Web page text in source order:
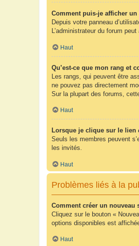
Comment puis-je afficher un
Depuis votre panneau
L’administrateur du forum
Haut
Qu’est-ce que mon rang et
Les rangs, qui peuvent être
ne pouvez pas directement
Sur la plupart des forums,
Haut
Lorsque je clique sur le lien
Seuls les membres peuvent
les invités.
Haut
Problèmes liés à la
Comment créer un nouveau
Cliquez sur le bouton «
options disponibles est
Haut